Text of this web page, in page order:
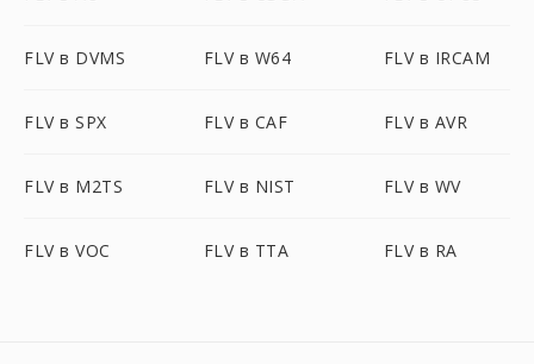
FLV в DVMS FLV в W64 FLV в IRCAM
FLV в SPX FLV в CAF FLV в AVR
FLV в M2TS FLV в NIST FLV в WV
FLV в VOC FLV в TTA FLV в RA